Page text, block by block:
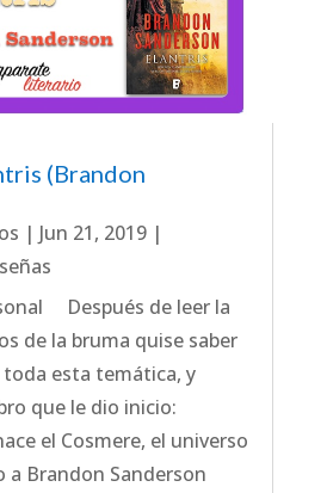
(Brandon
| Jun 21, 2019|
Después de leer la
de la bruma quise saber
toda esta temática, y
que le dio inicio:
el Cosmere, el universo
a Brandon Sanderson